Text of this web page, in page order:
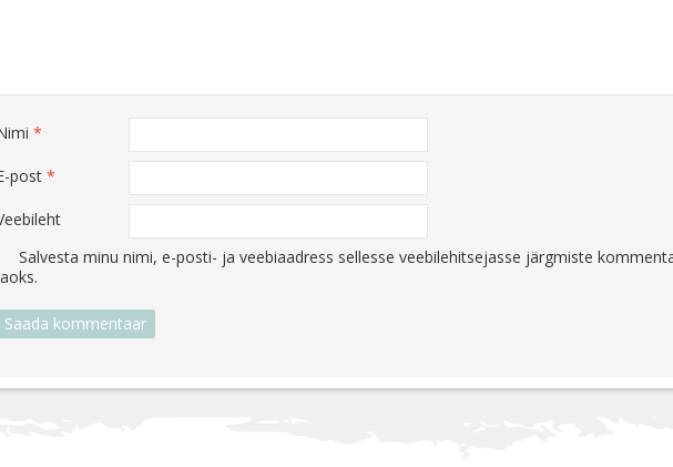
*
post *
Salvesta minu nimi, e-posti- ja veebiaadress sellesse veebilehitsejasse järgmiste